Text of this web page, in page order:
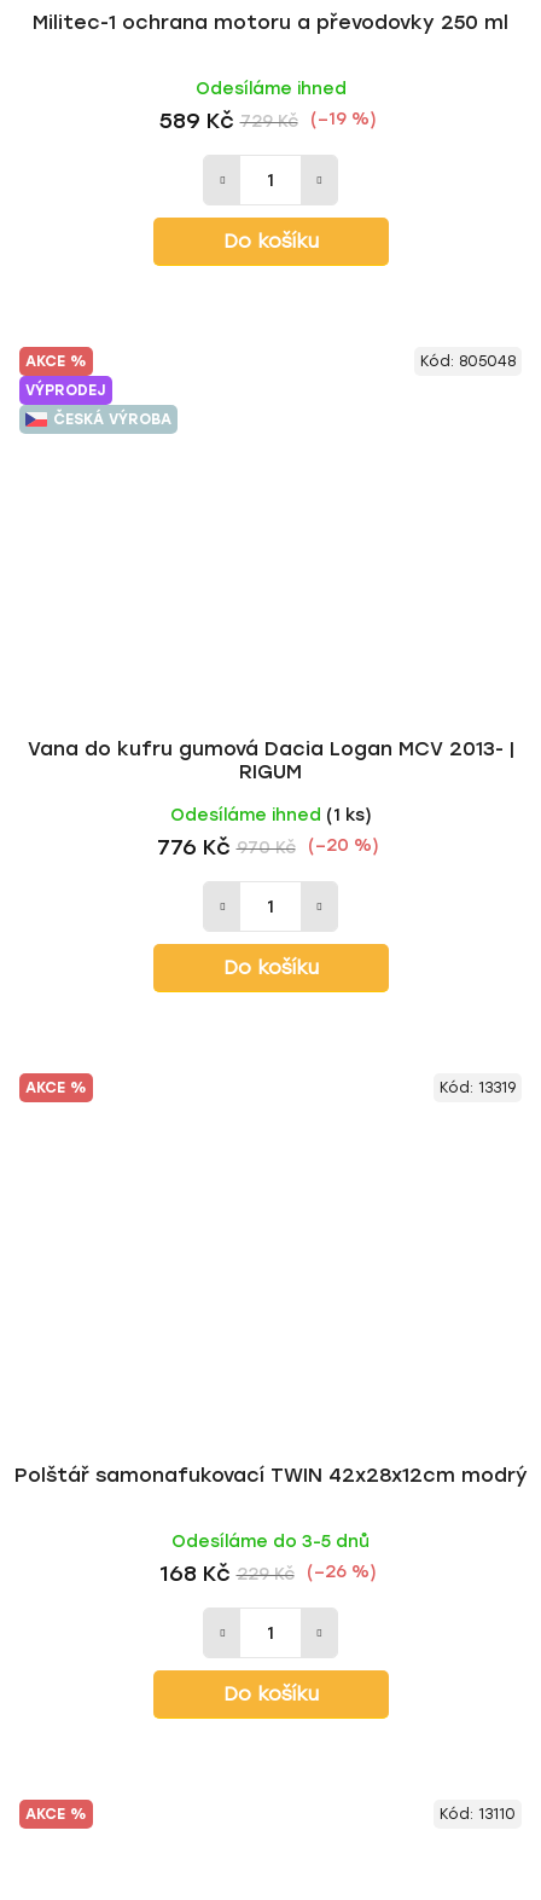
Militec-1 ochrana motoru a převodovky 250 ml
Odesíláme ihned
589 Kč 729 Kč (–19 %)
Do košíku
AKCE %
VÝPRODEJ
ČESKÁ VÝROBA
Vana do kufru gumová Dacia Logan MCV 2013- |
RIGUM
Odesíláme ihned (1 ks)
776 Kč 970 Kč (–20 %)
Do košíku
Kód: 805048
AKCE %
Polštář samonafukovací TWIN 42x28x12cm modrý
Odesíláme do 3-5 dnů
168 Kč 229 Kč (–26 %)
Do košíku
Kód: 13319
AKCE % Kód: 13110